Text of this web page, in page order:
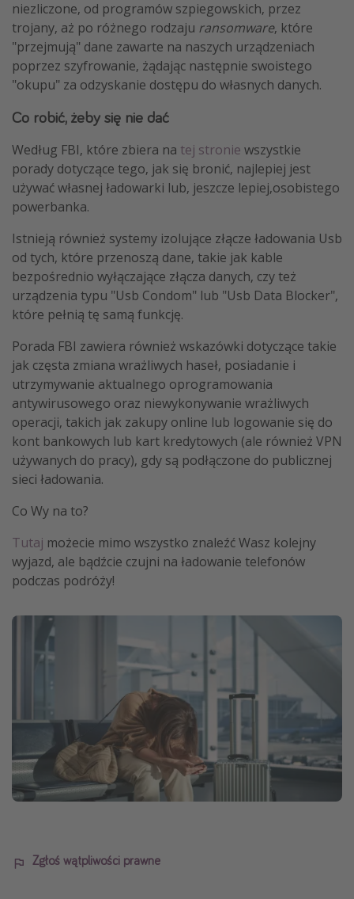
niezliczone, od programów szpiegowskich, przez
trojany, aż po różnego rodzaju ransomware, które
"przejmują" dane zawarte na naszych urządzeniach
poprzez szyfrowanie, żądając następnie swoistego
"okupu" za odzyskanie dostępu do własnych danych.
Co robić, żeby się nie dać
Według FBI, które zbiera na tej stronie wszystkie
porady dotyczące tego, jak się bronić, najlepiej jest
używać własnej ładowarki lub, jeszcze lepiej,osobistego
powerbanka.
Istnieją również systemy izolujące złącze ładowania Usb
od tych, które przenoszą dane, takie jak kable
bezpośrednio wyłączające złącza danych, czy też
urządzenia typu "Usb Condom" lub "Usb Data Blocker",
które pełnią tę samą funkcję.
Porada FBI zawiera również wskazówki dotyczące takie
jak częsta zmiana wrażliwych haseł, posiadanie i
utrzymywanie aktualnego oprogramowania
antywirusowego oraz niewykonywanie wrażliwych
operacji, takich jak zakupy online lub logowanie się do
kont bankowych lub kart kredytowych (ale również VPN
używanych do pracy), gdy są podłączone do publicznej
sieci ładowania.
Co Wy na to?
Tutaj możecie mimo wszystko znaleźć Wasz kolejny
wyjazd, ale bądźcie czujni na ładowanie telefonów
podczas podróży!
Zgłoś wątpliwości prawne